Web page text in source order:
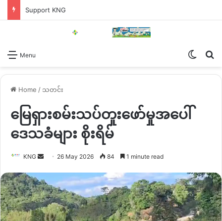
Support KNG
Menu
Home / သတင်း
မြေရှားစမ်းသပ်တူးဖော်မှုအပေါ်
ဒေသခံများ စိုးရိမ်
KNG
Send
email
26 May 2026 84 1 minute read